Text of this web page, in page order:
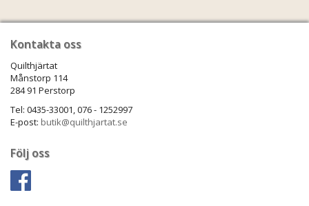
Kontakta oss
Quilthjärtat
Månstorp 114
284 91 Perstorp
Tel: 0435-33001, 076 - 1252997
E-post: butik@quilthjartat.se
Följ oss